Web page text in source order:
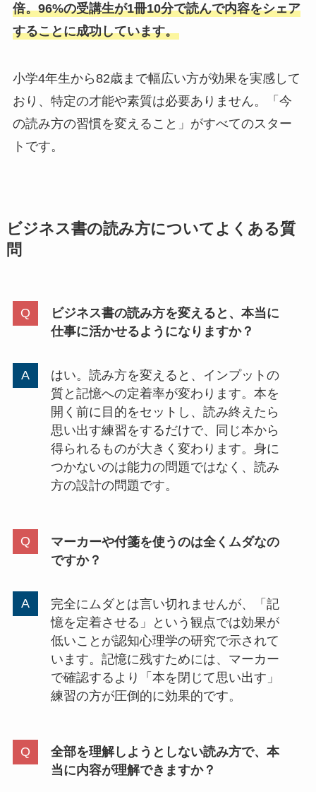
倍。96%の受講生が1冊10分で読んで内容をシェア
することに成功しています。
小学4年生から82歳まで幅広い方が効果を実感して
おり、特定の才能や素質は必要ありません。「今
の読み方の習慣を変えること」がすべてのスター
トです。
ビジネス書の読み方についてよくある質
問
ビジネス書の読み方を変えると、本当に
仕事に活かせるようになりますか？
はい。読み方を変えると、インプットの
質と記憶への定着率が変わります。本を
開く前に目的をセットし、読み終えたら
思い出す練習をするだけで、同じ本から
得られるものが大きく変わります。身に
つかないのは能力の問題ではなく、読み
方の設計の問題です。
マーカーや付箋を使うのは全くムダなの
ですか？
完全にムダとは言い切れませんが、「記
憶を定着させる」という観点では効果が
低いことが認知心理学の研究で示されて
います。記憶に残すためには、マーカー
で確認するより「本を閉じて思い出す」
練習の方が圧倒的に効果的です。
全部を理解しようとしない読み方で、本
当に内容が理解できますか？